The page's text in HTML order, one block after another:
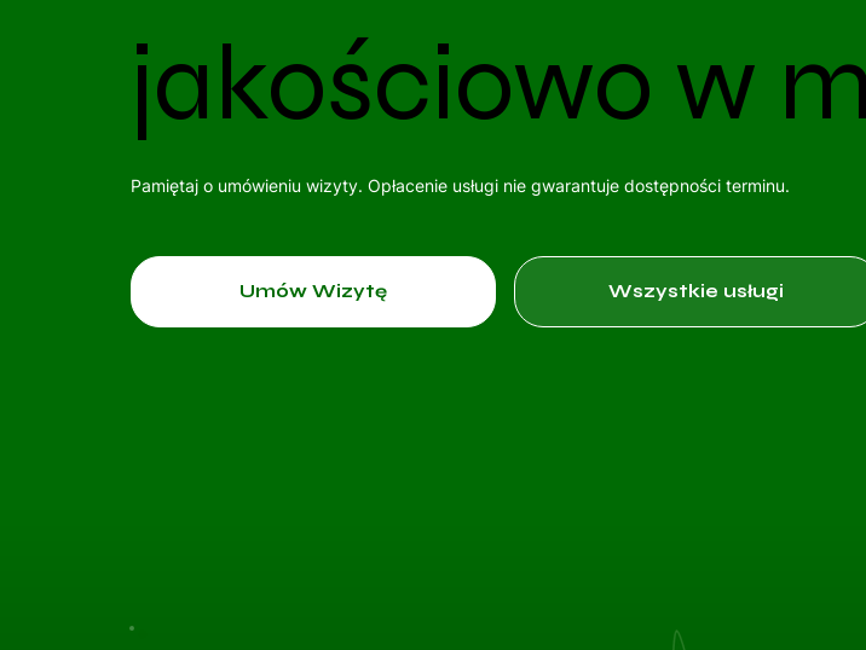
jakościowo w
Pamiętaj o umówieniu wizyty. Opłacenie usługi nie gwarantuje dostępności terminu.
Umów Wizytę Wszystkie usługi